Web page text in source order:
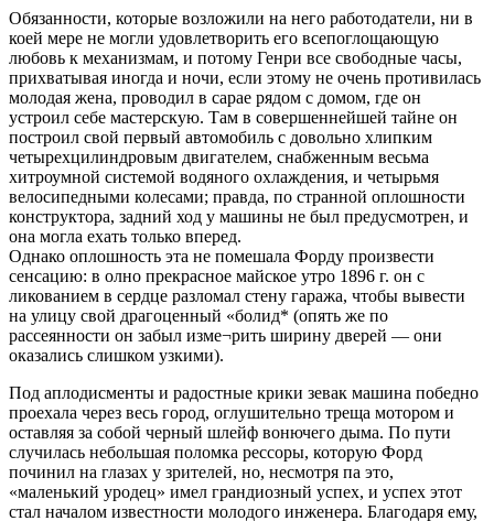
Обязанности, которые возложили на него работодатели, ни в
коей мере не могли удовлетворить его всепоглощающую
любовь к механизмам, и потому Генри все свободные часы,
прихватывая иногда и ночи, если этому не очень противилась
молодая жена, проводил в сарае рядом с домом, где он
устроил себе мастерскую. Там в совершеннейшей тайне он
построил свой первый автомобиль с довольно хлипким
четырехцилиндровым двигателем, снабженным весьма
хитроумной системой водяного охлаждения, и четырьмя
велосипедными колесами; правда, по странной оплошности
конструктора, задний ход у машины не был предусмотрен, и
она могла ехать только вперед.
Однако оплошность эта не помешала Форду произвести
сенсацию: в олно прекрасное майское утро 1896 г. он с
ликованием в сердце разломал стену гаража, чтобы вывести
на улицу свой драгоценный «болид* (опять же по
рассеянности он забыл изме¬рить ширину дверей — они
оказались слишком узкими).
Под аплодисменты и радостные крики зевак машина победно
проехала через весь город, оглушительно треща мотором и
оставляя за собой черный шлейф вонючего дыма. По пути
случилась небольшая поломка рессоры, которую Форд
починил на глазах у зрителей, но, несмотря па это,
«маленький уродец» имел грандиозный успех, и успех этот
стал началом известности молодого инженера. Благодаря ему,